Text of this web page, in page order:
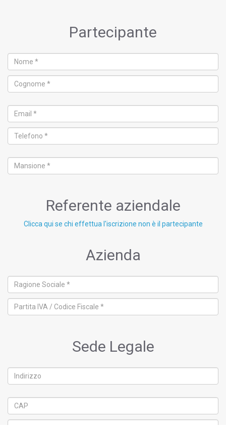
Partecipante
Referente aziendale
Clicca qui se chi effettua l'iscrizione non è il partecipante
Azienda
Sede Legale